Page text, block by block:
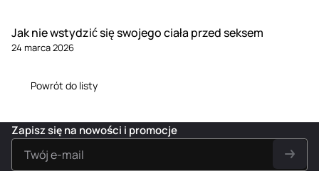
Jak nie wstydzić się swojego ciała przed seksem
24 marca 2026
Powrót do listy
Zapisz się na nowości i promocje